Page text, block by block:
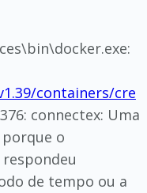
containers/cre
connectex: Uma
o
de tempo ou a